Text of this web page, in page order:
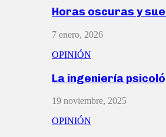
Horas oscuras y
7 enero, 2026
OPINIÓN
La ingeniería
19 noviembre, 2025
OPINIÓN